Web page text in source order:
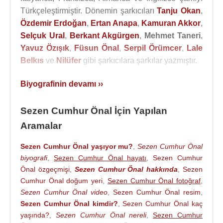
Türkçeleştirmiştir. Dönemin şarkıcılarıTanju Okan,
Özdemir Erdoğan, Ertan Anapa, Kamuran Akkor,
Selçuk Ural , Berkant Akgürgen, Mehmet Taneri,
Yavuz Özışık, Füsun Önal, Serpil Örümcer, Lale
Belkıs ve Nilüfer gibi şarkıcılara şarkılar yazmıştır.
1985’ten itibarenTRT
sunduğu “Müzik Yelpazesi”ni hazırlayıp sundu.
Sezen Cumhur Önal
“kadife sesli” gibi benzetmeler yaparak ilgimizi
çekmiştir. Bazılarının ne manaya geldiğini
anlamasak da, kulağa hoş gelen, içinden “aşk” ve
“şarkı” kelimeleri geçen yüzlerce romantik cümlenin
yaratıcısıdır.
Şimdiye kadar 900'ün üzerinde şarkı sözü yazan
Biyografinin devamı ››
Sezen Cumhur Önal İçin Yapılan
Aramalar
Sezen Cumhur Önal yaşıyor mu? ,Sezen Cumhur Önal
biyografi, Sezen Cumhur Önal hayatı ,Sezen Cumhur
Önal özgeçmişi, Sezen Cumhur Önal hakkında ,Sezen
Cumhur Önal doğum yeri
Sezen Cumhur Önal fotoğraf
Sezen Cumhur Önal video
Sezen Cumhur Önal resim
Sezen Cumhur Önal kimdir? ,Sezen Cumhur Önal kaç
yaşında?
Sezen Cumhur Önal nereli,Sezen Cumhur